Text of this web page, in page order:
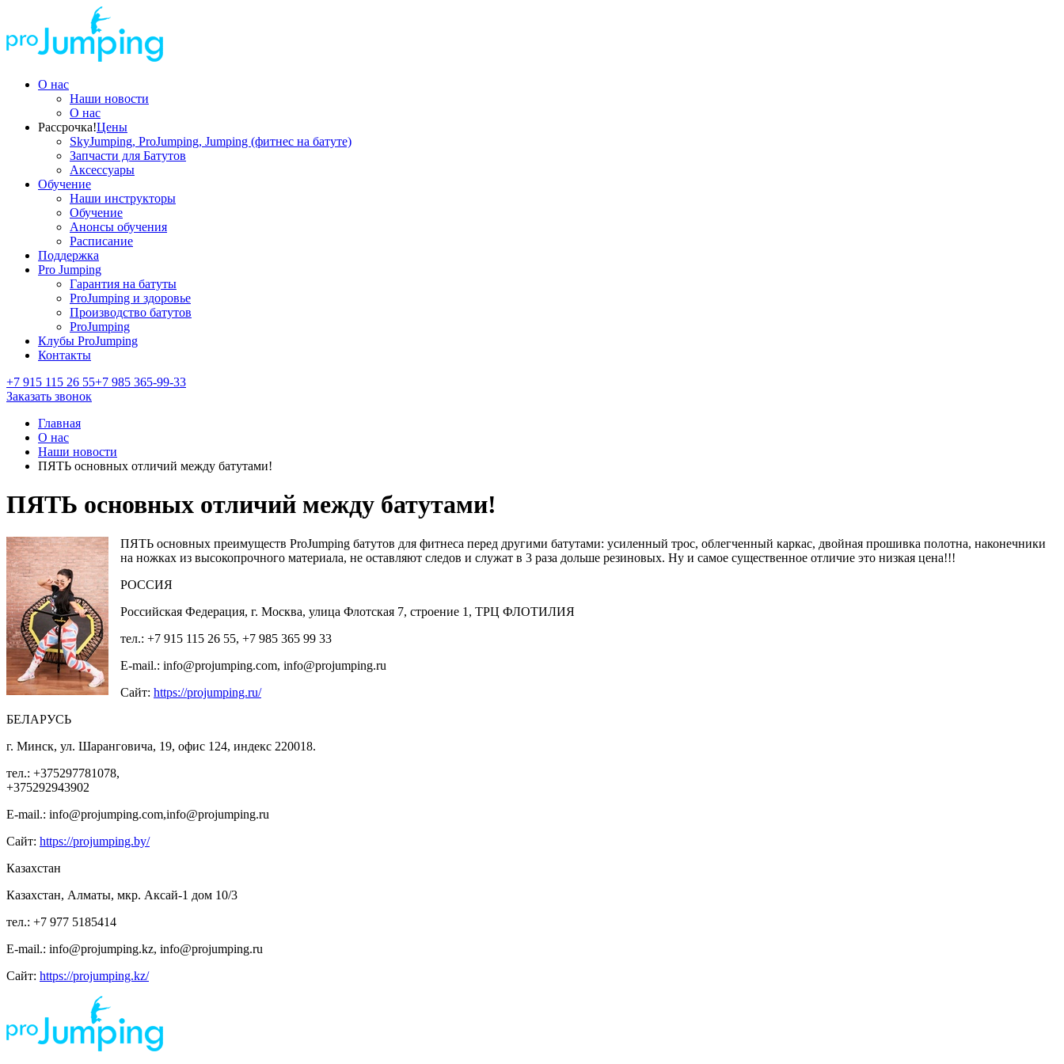
О нас
Наши новости
О нас
Рассрочка!Цены
SkyJumping, ProJumping, Jumping (фитнес на батуте)
Запчасти для Батутов
Аксессуары
Обучение
Наши инструкторы
Обучение
Анонсы обучения
Расписание
Поддержка
Pro Jumping
Гарантия на батуты
ProJumping и здоровье
Производство батутов
ProJumping
Клубы ProJumping
Контакты
+7 915 115 26 55+7 985 365-99-33
Заказать звонок
Главная
О нас
Наши новости
ПЯТЬ основных отличий между батутами!
ПЯТЬ основных отличий между батутами!
ПЯТЬ основных преимуществ ProJumping батутов для фитнеса перед другими батутами: усиленный трос, облегченный каркас, двойная прошивка полотна, наконечники
на ножках из высокопрочного материала, не оставляют следов и служат в 3 раза дольше резиновых. Ну и самое существенное отличие это низкая цена!!!
РОССИЯ
Российская Федерация, г. Москва, улица Флотская 7, строение 1, ТРЦ ФЛОТИЛИЯ
тел.: +7 915 115 26 55, +7 985 365 99 33
E-mail.: info@projumping.com, info@projumping.ru
Сайт: https://projumping.ru/
БЕЛАРУСЬ
г. Минск, ул. Шаранговича, 19, офис 124, индекс 220018.
тел.: +375297781078,
+375292943902
E-mail.: info@projumping.com,info@projumping.ru
Сайт: https://projumping.by/
Казахстан
Казахстан, Алматы, мкр. Аксай-1 дом 10/3
тел.: +7 977 5185414
E-mail.: info@projumping.kz, info@projumping.ru
Сайт: https://projumping.kz/